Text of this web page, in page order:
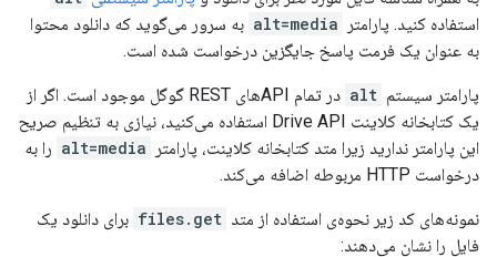
استفاده کنید. پارامتر
alt=media به سرور می‌گوید که دانلود محتوا
به عنوان یک فرمت پاسخ جایگزین درخواست شده است.
پارامتر سیستم alt
در تمام APIهای REST گوگل موجود است. اگر از
یک کتابخانه کلاینت Drive API استفاده می‌کنید، نیازی به تنظیم صریح
این پارامتر ندارید زیرا متد کتابخانه کلاینت، پارامتر
alt=media را به
درخواست HTTP مربوطه اضافه می‌کند.
نمونه‌های کد زیر نحوه‌ی استفاده از متد files.get برای دانلود یک
فایل را نشان می‌دهند: